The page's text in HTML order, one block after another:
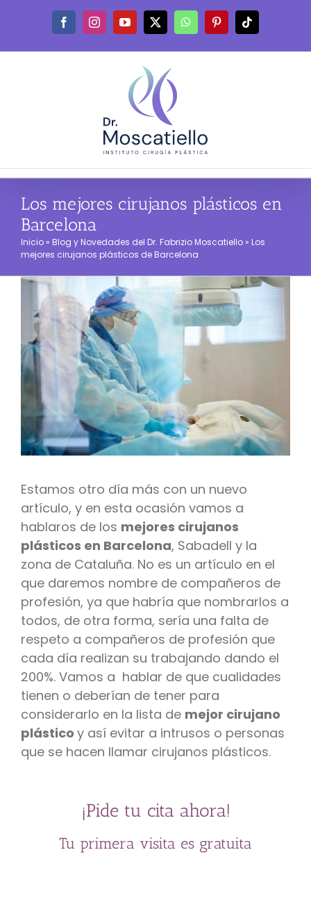
FacebookInstagramYouTube
X WhatsAppPinterestTiktok
Los mejores cirujanos plásticos en
Barcelona
Inicio » Blog y Novedades del Dr. Fabrizio Moscatiello » Los
mejores cirujanos plásticos de Barcelona
Estamos otro día más con un nuevo
artículo, y en esta ocasión vamos a
hablaros de los mejores cirujanos
plásticos en Barcelona, Sabadell y la
zona de Cataluña. No es un artículo en el
que daremos nombre de compañeros de
profesión, ya que habría que nombrarlos a
todos, de otra forma, sería una falta de
respeto a compañeros de profesión que
cada día realizan su trabajando dando el
200%. Vamos a hablar de que cualidades
tienen o deberían de tener para
considerarlo en la lista de mejor cirujano
plástico y así evitar a intrusos o personas
que se hacen llamar cirujanos plásticos.
¡Pide tu cita ahora!
Tu primera visita es gratuita